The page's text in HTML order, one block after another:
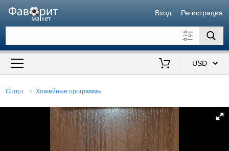
Вход Регистрация
Искать также в описании
Спорт Хоккейные программы